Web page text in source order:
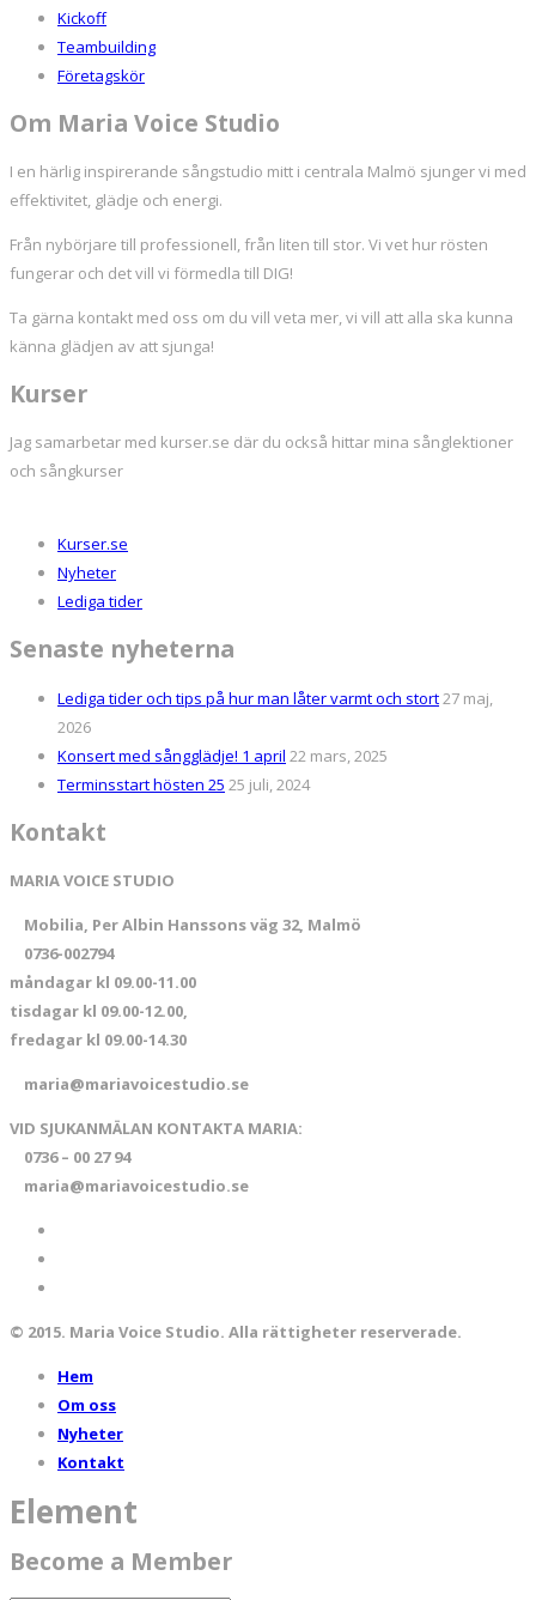
Kickoff
Teambuilding
Företagskör
Om Maria Voice Studio
I en härlig inspirerande sångstudio mitt i centrala Malmö sjunger vi med
effektivitet, glädje och energi.
Från nybörjare till professionell, från liten till stor. Vi vet hur rösten
fungerar och det vill vi förmedla till DIG!
Ta gärna kontakt med oss om du vill veta mer, vi vill att alla ska kunna
känna glädjen av att sjunga!
Kurser
Jag samarbetar med kurser.se där du också hittar mina sånglektioner
och sångkurser
Kurser.se
Nyheter
Lediga tider
Senaste nyheterna
Lediga tider och tips på hur man låter varmt och stort 27 maj,
2026
Konsert med sångglädje! 1 april 22 mars, 2025
Terminsstart hösten 25 25 juli, 2024
Kontakt
MARIA VOICE STUDIO
Mobilia, Per Albin Hanssons väg 32, Malmö
0736-002794
måndagar kl 09.00-11.00
tisdagar kl 09.00-12.00,
fredagar kl 09.00-14.30
maria@mariavoicestudio.se
VID SJUKANMÄLAN KONTAKTA MARIA:
0736 – 00 27 94
maria@mariavoicestudio.se
© 2015. Maria Voice Studio. Alla rättigheter reserverade.
Hem
Om oss
Nyheter
Kontakt
Element
Become a Member